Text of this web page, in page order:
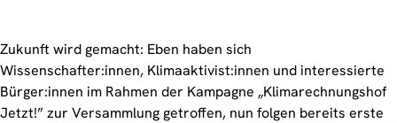
Zukunft wird gemacht: Eben haben sich
Wissenschafter:innen, Klimaaktivist:innen und interessierte
Bürger:innen im Rahmen der Kampagne „Klimarechnungshof
Jetzt!” zur Versammlung getroffen, nun folgen bereits erste